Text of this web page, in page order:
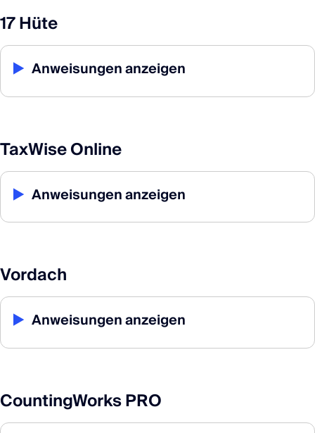
17 Hüte
▶ Anweisungen anzeigen
TaxWise Online
▶ Anweisungen anzeigen
Vordach
▶ Anweisungen anzeigen
CountingWorks PRO